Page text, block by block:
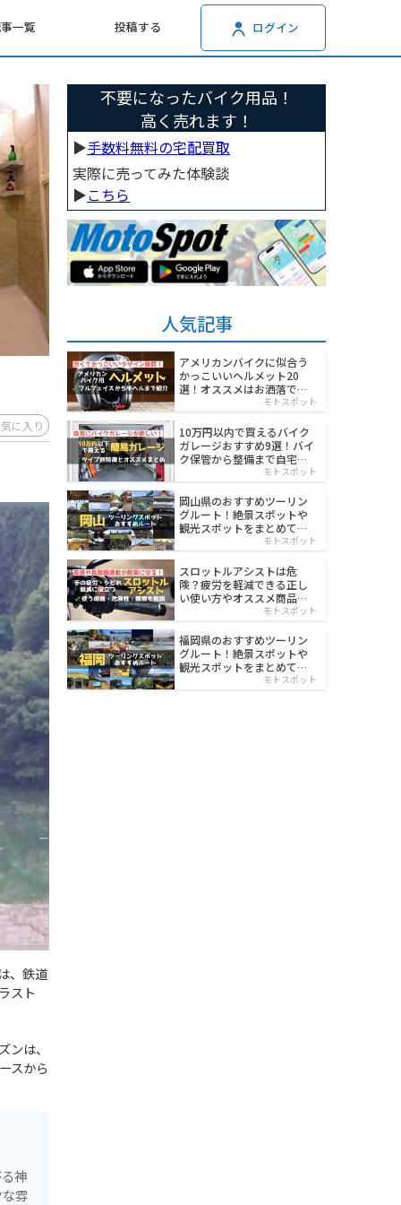
一覧 投稿する ログイン
に入り
、鉄道
スト
は、
スから
神
雰
不要になったバイク用品！
高く売れます！
▶︎手数料無料の宅配買取
実際に売ってみた体験談
▶︎こちら
人気記事
アメリカンバイクに似合う
かっこいいヘルメット20
選！オススメはお洒落でワ
モトスポット
10万円以内で買えるバイク
ガレージおすすめ9選！バイ
ク保管から整備まで自宅で
モトスポット
岡山県のおすすめツーリン
グルート！絶景スポットや
観光スポットをまとめて紹
モトスポット
スロットルアシストは危
険？疲労を軽減できる正し
い使い方やオススメ商品を
モトスポット
福岡県のおすすめツーリン
グルート！絶景スポットや
観光スポットをまとめて紹
モトスポット